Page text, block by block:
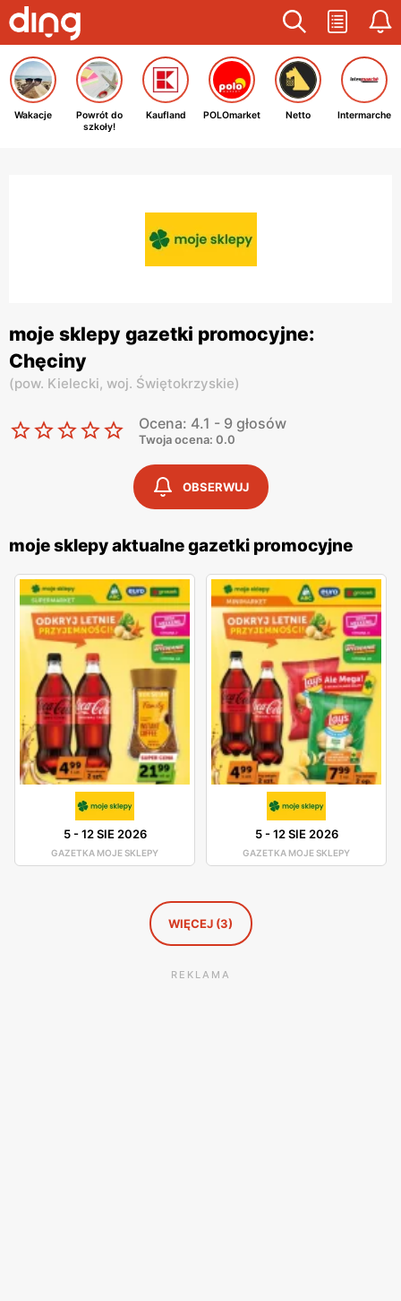
Wakacje
Powrót do
szkoły!
Kaufland POLOmarket Netto Intermarche
moje sklepy gazetki promocyjne:
Chęciny
(pow. Kielecki, woj. Świętokrzyskie)
Ocena: 4.1 - 9 głosów
Twoja ocena: 0.0
OBSERWUJ
moje sklepy aktualne gazetki promocyjne
5-12 SIE 2026
GAZETKA MOJE SKLEPY
5-12 SIE 2026
GAZETKA MOJE SKLEPY
WIĘCEJ (3)
REKLAMA